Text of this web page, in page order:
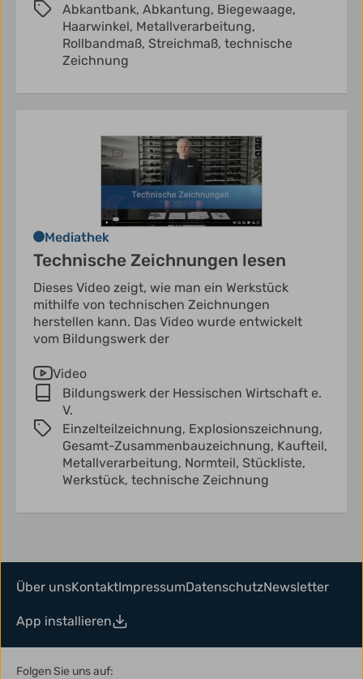
Abkantbank, Abkantung, Biegewaage,
Haarwinkel, Metallverarbeitung,
Rollbandmaß, Streichmaß, technische
Zeichnung
Mediathek
Technische Zeichnungen lesen
Dieses Video zeigt, wie man ein Werkstück
mithilfe von technischen Zeichnungen
herstellen kann. Das Video wurde entwickelt
vom Bildungswerk der
Video
Bildungswerk der Hessischen Wirtschaft e.
V.
Einzelteilzeichnung, Explosionszeichnung,
Gesamt-Zusammenbauzeichnung, Kaufteil,
Metallverarbeitung, Normteil, Stückliste,
Werkstück, technische Zeichnung
Über unsKontaktImpressumDatenschutzNewsletter
App installieren
Folgen Sie uns auf: